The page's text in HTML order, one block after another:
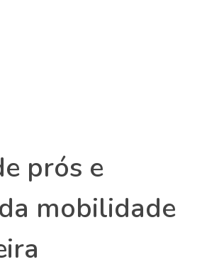
prós e
mobilidade